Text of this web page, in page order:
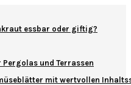
essbar oder giftig?
und Terrassen
mit wertvollen